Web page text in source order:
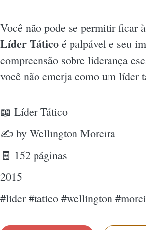
Você não pode se permitir ficar
Líder Tático é palpável e seu
compreensão sobre liderança
você não emerja como um líder
📖 Líder Tático
✍ by Wellington Moreira
🧾 152 páginas
2015
#lider #tatico #wellington